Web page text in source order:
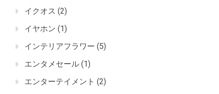
イクオス (2)
イヤホン (1)
インテリアフラワー (5)
エンタメセール (1)
エンターテイメント (2)